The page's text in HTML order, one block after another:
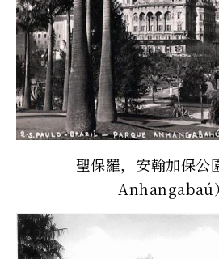
聖保羅，安翰加保
Anhangabaú